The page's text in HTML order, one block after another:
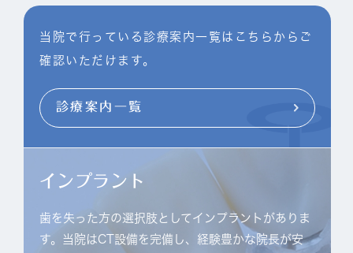
当院で行っている診療案内一覧はこちらからご
確認いただけます。
診療案内一覧
インプラント
歯を失った方の選択肢としてインプラントがありま
す。当院はCT設備を完備し、経験豊かな院長が安